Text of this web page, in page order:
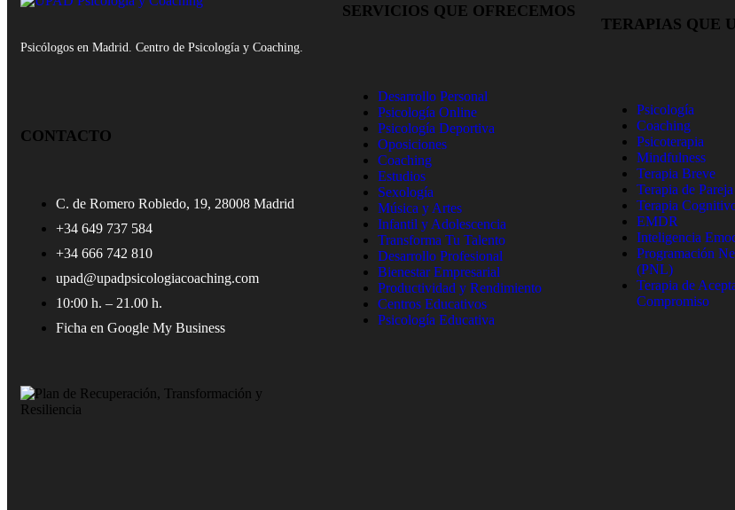
Psicólogos en Madrid. Centro de Psicología y Coaching.
CONTACTO
C. de Romero Robledo, 19, 28008 Madrid
+34 649 737 584
+34 666 742 810
upad@upadpsicologiacoaching.com
10:00 h. – 21.00 h.
Ficha en Google My Business
SERVICIOS QUE OFRECEMOS
Desarrollo Personal
Psicología Online
Psicología Deportiva
Oposiciones
Coaching
Estudios
Sexología
Música y Artes
Infantil y Adolescencia
Transforma Tu Talento
Desarrollo Profesional
Bienestar Empresarial
Productividad y Rendimiento
Centros Educativos
Psicología Educativa
TERAPIAS QUE
Psicología
Coaching
Psicoterapia
Mindfulness
Terapia Breve
Terapia de Pareja
Terapia
EMDR
Inteligencia
Programación
(PNL)
Terapia de
Compromiso